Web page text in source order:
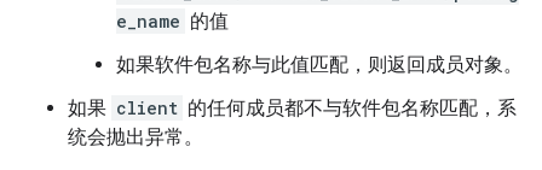
e_name 的值
如果软件包名称与此值匹配，则返回成员对象。
如果 client 的任何成员都不与软件包名称匹配，系
统会抛出异常。